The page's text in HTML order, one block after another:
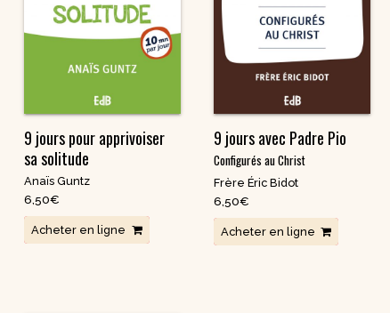
spirituels – Bonheur
chrétien – Série III
Pneumathèque
Theologia
CD Croissance
humaine
CD Couples, familles,
célibat
CD Témoignages
évangélisation
CD Judaïsme
9 jours pour apprivoiser
sa solitude
Anaïs Guntz
6,50€
Acheter en ligne
9 jours avec Padre Pio
Configurés au Christ
Frère Éric Bidot
6,50€
Acheter en ligne